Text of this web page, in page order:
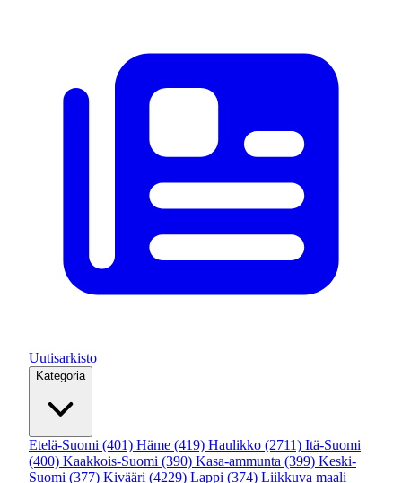
Uutisarkisto
Kategoria
Etelä-Suomi (401) Häme (419) Haulikko (2711) Itä-Suomi
(400) Kaakkois-Suomi (390) Kasa-ammunta (399) Keski-
Suomi (377) Kivääri (4229) Lappi (374) Liikkuva maali